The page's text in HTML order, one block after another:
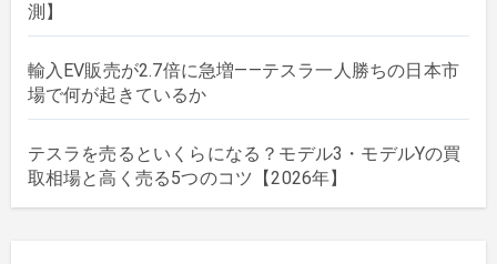
測】
輸入EV販売が2.7倍に急増——テスラ一人勝ちの日本市
場で何が起きているか
テスラを売るといくらになる？モデル3・モデルYの買
取相場と高く売る5つのコツ【2026年】